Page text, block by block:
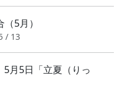
5月）
/ 13
月5日「立夏（りっ